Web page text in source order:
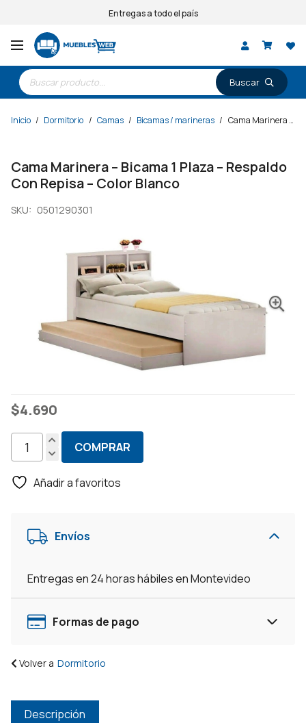
Entregas a todo el país
Búsqueda
de
productos
Inicio / Dormitorio / Camas / Bicamas / marineras / Cama Marinera – Bicama 1 Plaza – Respaldo Con Repisa – Color Blanco
Cama Marinera – Bicama 1 Plaza – Respaldo
Con Repisa – Color Blanco
SKU: 0501290301
$4.690
Cama
-
Plaza
Con
Repisa
cantidad
COMPRAR
Añadir a favoritos
Envíos
Entregas en 24 horas hábiles en Montevideo
Formas de pago
Volver a Dormitorio
Descripción